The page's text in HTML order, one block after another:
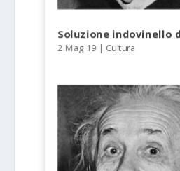
Soluzione indovinello
2 Mag 19 | Cultura